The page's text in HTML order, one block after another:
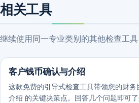
相关工具
继续使用同一专业类别的其他检查工具
客户钱币确认与介绍
这款免费的引导式检查工具带领您的财
介绍 的关键决策点。回答几个问题即可